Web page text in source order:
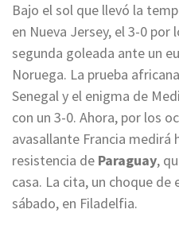
Bajo el sol que llevó la
en Nueva Jersey, el 3-0
segunda goleada ante un
Noruega. La prueba
Senegal y el enigma de
con un 3-0. Ahora, por los
avasallante Francia medirá
resistencia de Paraguay,
casa. La cita, un choque
sábado, en Filadelfia.